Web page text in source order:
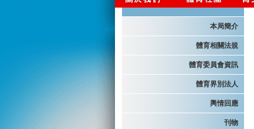
本局簡介
體育相關法規
體育委員會資訊
體育界別法人
輿情回應
刊物